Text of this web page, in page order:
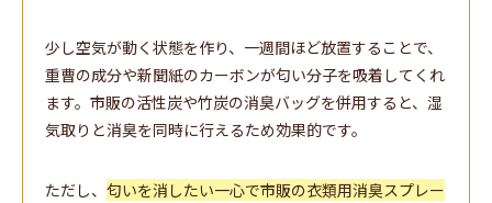
少し空気が動く状態を作り、一週間ほど放置することで、
重曹の成分や新聞紙のカーボンが匂い分子を吸着してくれ
ます。市販の活性炭や竹炭の消臭バッグを併用すると、湿
気取りと消臭を同時に行えるため効果的です。
ただし、 匂いを消したい一心で市販の衣類用消臭スプレー